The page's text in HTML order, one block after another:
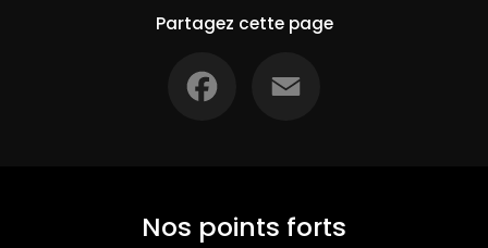
Partagez cette page
Nos points forts